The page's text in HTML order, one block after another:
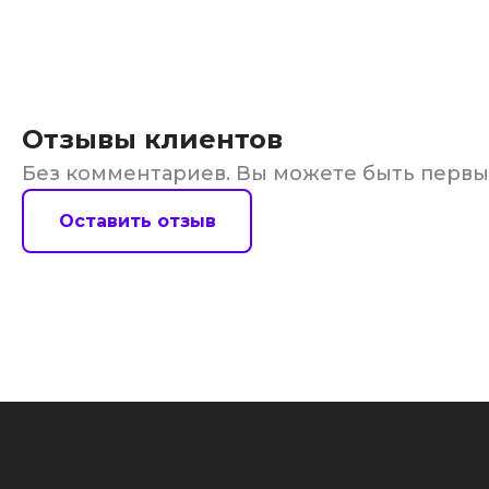
Отзывы клиентов
Без комментариев. Вы можете быть
Оставить отзыв